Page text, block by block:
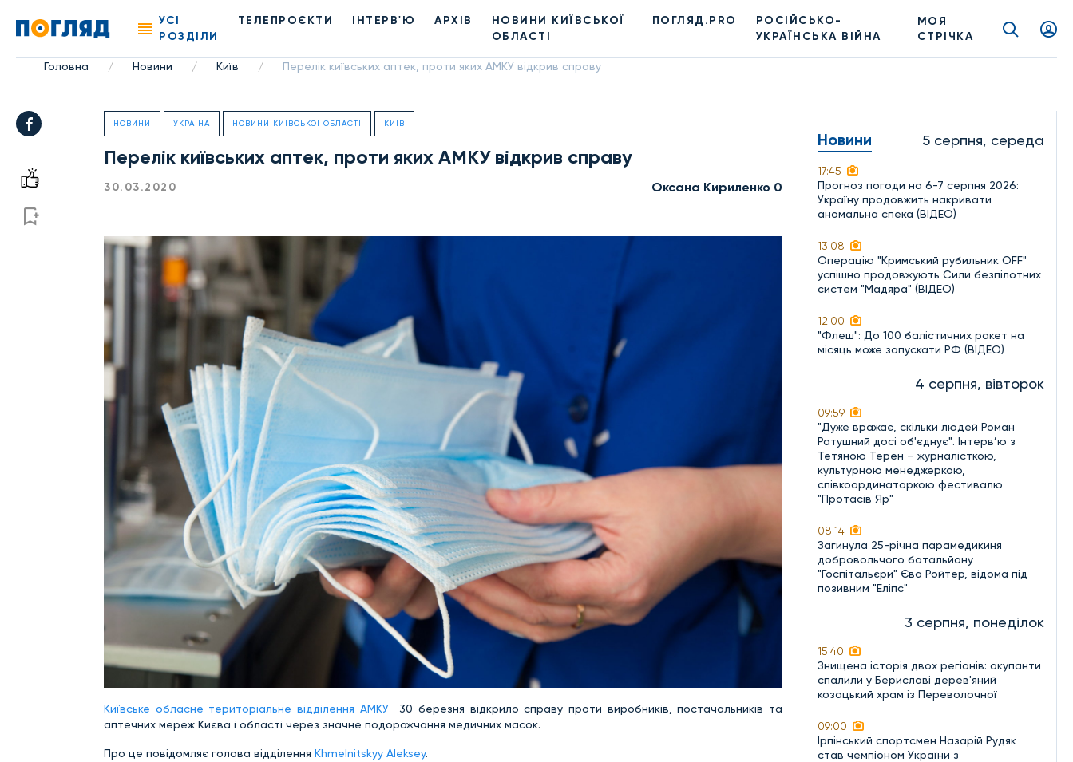
УСІ
РОЗДІЛИ
ТЕЛЕПРОЄКТИ ІНТЕРВ'Ю АРХІВ
НОВИНИ КИЇВСЬКОЇ
ОБЛАСТІ
ПОГЛЯД.PRO
РОСІЙСЬКО-
УКРАЇНСЬКА ВІЙНА
МОЯ
СТРІЧКА
Головна / Новини / Київ / Перелік київських аптек, проти яких АМКУ відкрив справу
НОВИНИ УКРАЇНА НОВИНИ КИЇВСЬКОЇ ОБЛАСТІ КИЇВ
Перелік київських аптек, проти яких АМКУ відкрив справу
30.03.2020 Оксана Кириленко 0
Київське обласне територіальне відділення АМКУ30 березня відкрило справу проти виробників, постачальників та
аптечних мереж Києва і області через значне подорожчання медичних масок.
Про це повідомляє голова відділення Khmelnitskyy Aleksey.
Новини 5 серпня, середа
17:45
Прогноз погоди на 6-7 серпня 2026:
Україну продовжить накривати
аномальна спека (ВІДЕО)
13:08
Операцію "Кримський рубильник OFF"
успішно продовжують Сили безпілотних
систем "Мадяра" (ВІДЕО)
12:00
"Флеш": До 100 балістичних ракет на
місяць може запускати РФ (ВІДЕО)
4 серпня, вівторок
09:59
"Дуже вражає, скільки людей Роман
Ратушний досі об'єднує". Інтерв’ю з
Тетяною Терен – журналісткою,
культурною менеджеркою,
співкоординаторкою фестивалю
"Протасів Яр"
08:14
Загинула 25-річна парамедикиня
добровольчого батальйону
"Госпітальєри" Єва Ройтер, відома під
позивним "Еліпс"
3 серпня, понеділок
15:40
Знищена історія двох регіонів: окупанти
спалили у Бериславі дерев'яний
козацький храм із Переволочної
09:00
Ірпінський спортсмен Назарій Рудяк
став чемпіоном України з